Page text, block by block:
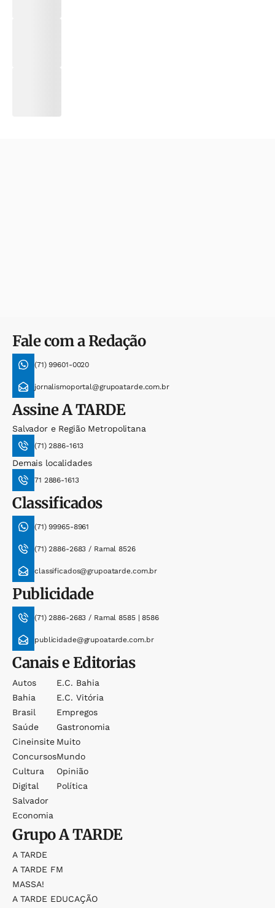
Fale com a Redação
(71) 99601-0020
jornalismoportal@grupoatarde.com.br
AssineA TARDE
Salvador e Região Metropolitana
(71) 2886-1613
Demais localidades
71 2886-1613
Classificados
(71) 99965-8961
(71) 2886-2683 / Ramal 8526
classificados@grupoatarde.com.br
Publicidade
(71) 2886-2683 / Ramal 8585 | 8586
publicidade@grupoatarde.com.br
Canais e Editorias
Autos
Bahia
Brasil
Saúde
Cineinsite
Concursos
Cultura
Digital
Salvador
Economia
E.c. Bahia
E.c. Vitória
Empregos
Gastronomia
Muito
Mundo
Opinião
Política
GrupoA TARDE
A TARDE
A TARDE FM
MASSA!
A TARDE EDUCAÇÃO